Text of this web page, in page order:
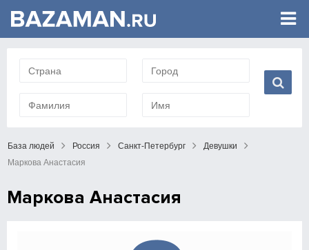
База людей Россия Санкт-Петербург
Девушки
Маркова Анастасия
Маркова Анастасия